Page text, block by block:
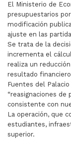
El Ministerio de
presupuestarios
modificación
ajuste en las
Se trata de la
incrementa el
realiza un
resultado
Fuentes del
“reasignaciones de
consistente con
La operación, que
estudiantes,
superior.